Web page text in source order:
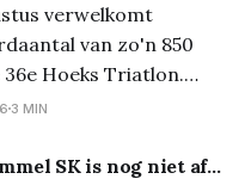
verwelkomt
van zo'n 850
Hoeks Triatlon.
tropische
wedstrijden veilig te
3 MIN
SK is nog niet af...